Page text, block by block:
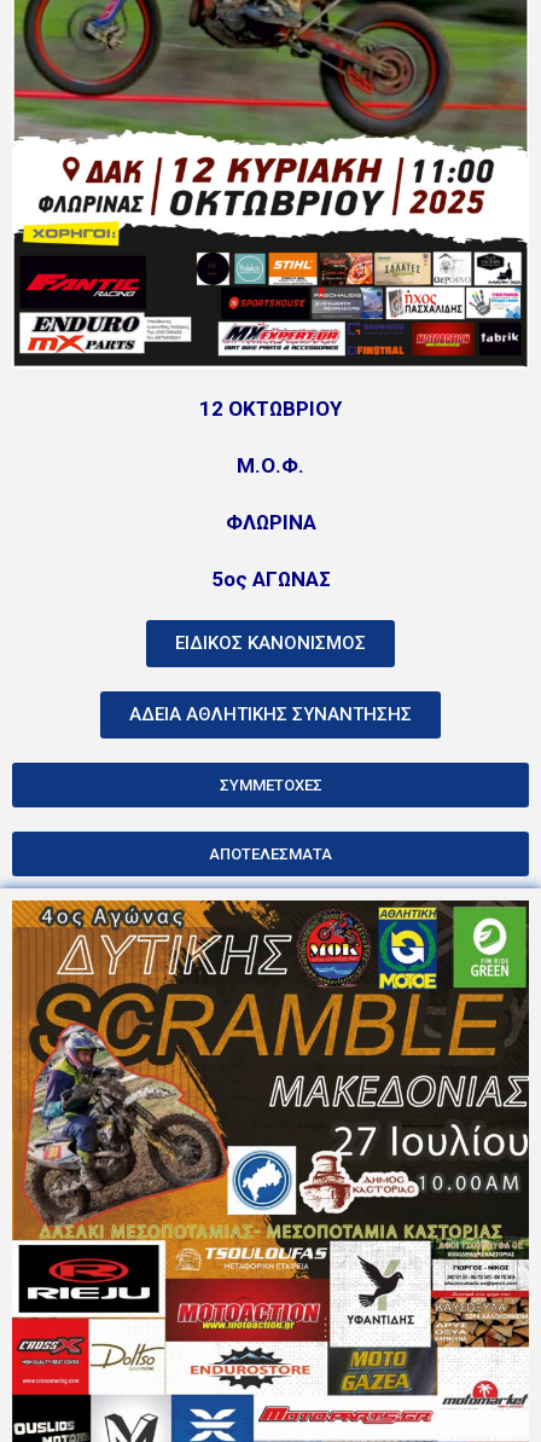
12 ΟΚΤΩΒΡΙΟΥ
Μ.Ο.Φ.
ΦΛΩΡΙΝΑ
5ος ΑΓΩΝΑΣ
ΕΙΔΙΚΟΣ ΚΑΝΟΝΙΣΜΟΣ
ΑΔΕΙΑ ΑΘΛΗΤΙΚΗΣ ΣΥΝΑΝΤΗΣΗΣ
ΣΥΜΜΕΤΟΧΕΣ
ΑΠΟΤΕΛΕΣΜΑΤΑ